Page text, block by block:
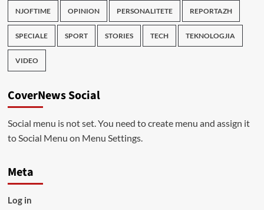
NJOFTIME OPINION PERSONALITETE REPORTAZH
SPECIALE SPORT STORIES TECH TEKNOLOGJIA
VIDEO
CoverNews Social
Social menu is not set. You need to create menu and assign it
to Social Menu on Menu Settings.
Meta
Log in